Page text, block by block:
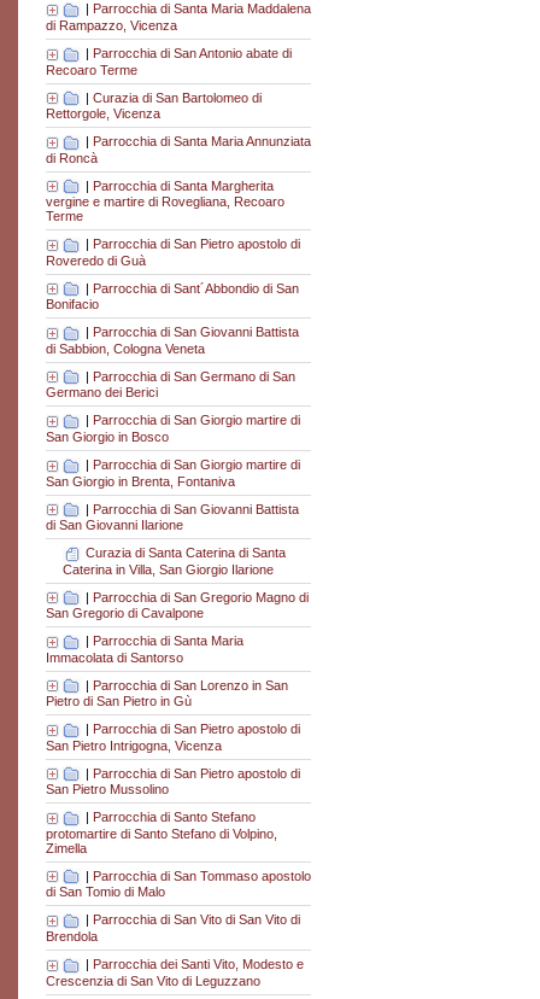
Parrocchia di Santa Maria Maddalena
di Rampazzo, Vicenza
| Parrocchia di San Antonio abate di
Recoaro Terme
| Curazia di San Bartolomeo di
Rettorgole, Vicenza
| Parrocchia di Santa Maria Annunziata
di Roncà
| Parrocchia di Santa Margherita
vergine e martire di Rovegliana, Recoaro
Terme
Parrocchia di San Pietro apostolo di
Roveredo di Guà
| Parrocchia di Sant´Abbondio di San
Bonifacio
Parrocchia di San Giovanni Battista
di Sabbion, Cologna Veneta
| Parrocchia di San Germano di San
Germano dei Berici
Parrocchia di San Giorgio martire di
San Giorgio in Bosco
| Parrocchia di San Giorgio martire di
San Giorgio in Brenta, Fontaniva
| Parrocchia di San Giovanni Battista
di San Giovanni Ilarione
Curazia di Santa Caterina di Santa
Caterina in Villa, San Giorgio Ilarione
| Parrocchia di San Gregorio Magno di
San Gregorio di Cavalpone
| Parrocchia di Santa Maria
Immacolata di Santorso
| Parrocchia di San Lorenzo in San
Pietro di San Pietro in Gù
Parrocchia di San Pietro apostolo di
San Pietro Intrigogna, Vicenza
| Parrocchia di San Pietro apostolo di
San Pietro Mussolino
Parrocchia di Santo Stefano
protomartire di Santo Stefano di Volpino,
Zimella
| Parrocchia di San Tommaso apostolo
di San Tomio di Malo
Parrocchia di San Vito di San Vito di
Brendola
| Parrocchia dei Santi Vito, Modesto e
Crescenzia di San Vito di Leguzzano